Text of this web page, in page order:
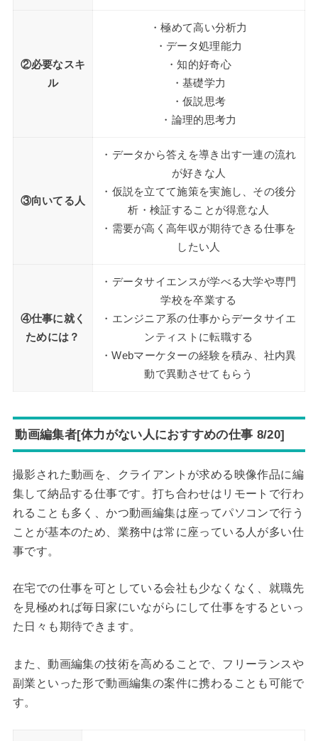
②必要なスキ
ル
・極めて高い分析力
・データ処理能力
・知的好奇心
・基礎学力
・仮説思考
・論理的思考力
③向いてる人
・データから答えを導き出す一連の流れ
が好きな人
・仮説を立てて施策を実施し、その後分
析・検証することが得意な人
・需要が高く高年収が期待できる仕事を
したい人
④仕事に就く
ためには？
・データサイエンスが学べる大学や専門
学校を卒業する
・エンジニア系の仕事からデータサイエ
ンティストに転職する
・Webマーケターの経験を積み、社内異
動で異動させてもらう
動画編集者[体力がない人におすすめの仕事 8/20]
撮影された動画を、クライアントが求める映像作品に編
集して納品する仕事です。打ち合わせはリモートで行わ
れることも多く、かつ動画編集は座ってパソコンで行う
ことが基本のため、業務中は常に座っている人が多い仕
事です。
在宅での仕事を可としている会社も少なくなく、就職先
を見極めれば毎日家にいながらにして仕事をするといっ
た日々も期待できます。
また、動画編集の技術を高めることで、フリーランスや
副業といった形で動画編集の案件に携わることも可能で
す。